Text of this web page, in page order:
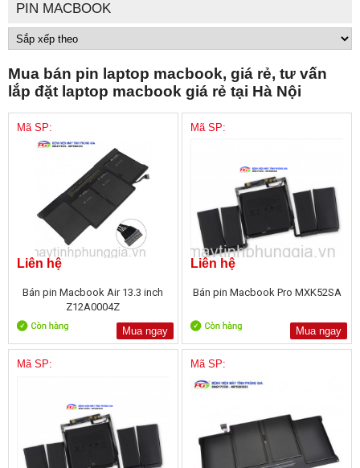
PIN MACBOOK
Mua bán pin laptop macbook, giá rẻ, tư vấn
lắp đặt laptop macbook giá rẻ tại Hà Nội
Mã SP:
Liên hệ
Bán pin Macbook Air 13.3 inch
Z12A0004Z
Mua ngay
Mã SP:
Liên hệ
Bán pin Macbook Pro MXK52SA
Mua ngay
Mã SP: Mã SP: